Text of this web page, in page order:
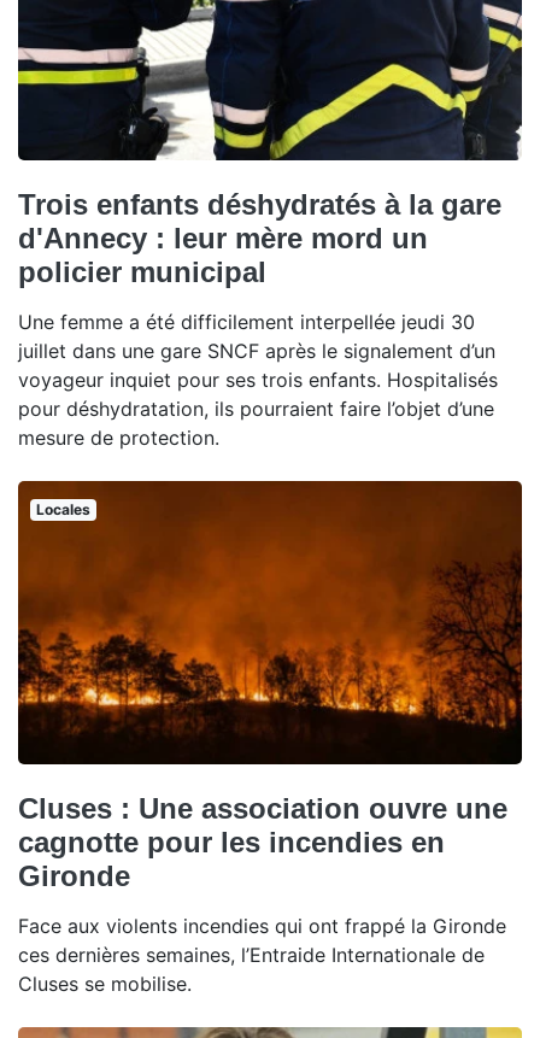
Trois enfants déshydratés à la gare
d'Annecy : leur mère mord un
policier municipal
Une femme a été difficilement interpellée jeudi 30
juillet dans une gare SNCF après le signalement d’un
voyageur inquiet pour ses trois enfants. Hospitalisés
pour déshydratation, ils pourraient faire l’objet d’une
mesure de protection.
Locales
Cluses : Une association ouvre une
cagnotte pour les incendies en
Gironde
Face aux violents incendies qui ont frappé la Gironde
ces dernières semaines, l’Entraide Internationale de
Cluses se mobilise.